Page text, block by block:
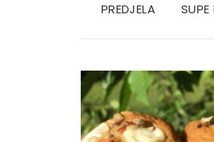
PREDJELA